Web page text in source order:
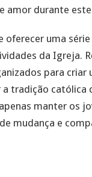
amor durante
oferecer uma
da Igreja.
para criar
tradição católica
manter os
mudança e